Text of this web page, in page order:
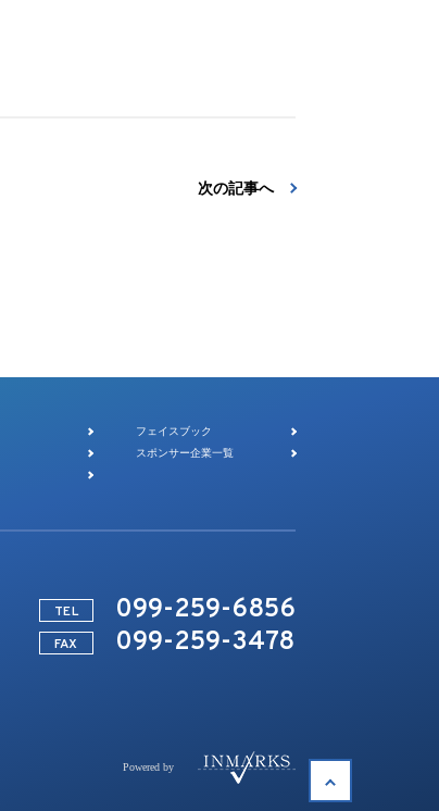
次の記事へ
フェイスブック
スポンサー企業一覧
TEL 099-259-6856
FAX 099-259-3478